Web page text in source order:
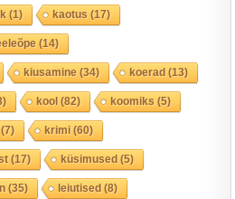
(1) kaotus (17)
(14)
kiusamine (34) koerad(13)
kool(82) koomiks (5)
(7) krimi(60)
(17) küsimused(5)
(35) leiutised(8)